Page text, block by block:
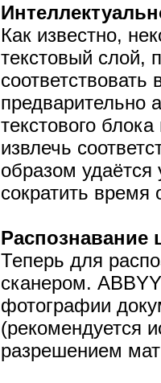
Как известно,
текстовый слой,
предварительно
текстового
извлечь
образом удаётся
сократить время
Теперь для
сканером.
фотографии
(рекомендуется
разрешением